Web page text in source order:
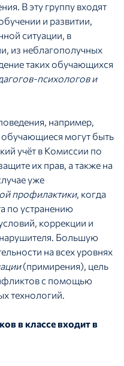
В эту группу входят
и развитии,
ситуации, в
из неблагополучных
таких обучающихся
психологов и
например,
могут быть
учёт в Комиссии по
их прав, а также на
уже
профилактики, когда
по устранению
коррекции и
Большую
на всех уровнях
(примирения), цель
с помощью
технологий.
в классе входит в